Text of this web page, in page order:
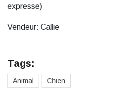
expresse)
Vendeur: Callie
Tags:
Animal Chien